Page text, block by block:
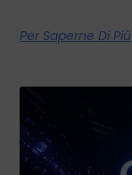
Per Saperne Di Più